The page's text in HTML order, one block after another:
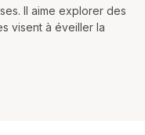
Il aime explorer des
visent à éveiller la